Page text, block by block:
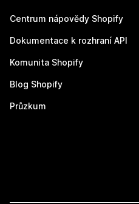
Centrum nápovědy Shopify
Dokumentace k rozhraní API
Komunita Shopify
Blog Shopify
Průzkum